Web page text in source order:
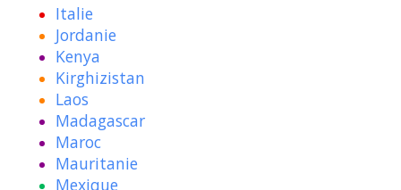
Italie
Jordanie
Kenya
Kirghizistan
Laos
Madagascar
Maroc
Mauritanie
Mexique